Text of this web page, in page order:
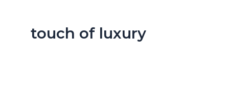
touch of luxury